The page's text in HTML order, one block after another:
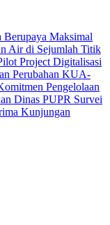
Berupaya Maksimal
Air di Sejumlah Titik
Project Digitalisasi
Perubahan KUA-
Pengelolaan
Dinas PUPR Survei
Kunjungan